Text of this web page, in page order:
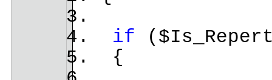
if
{